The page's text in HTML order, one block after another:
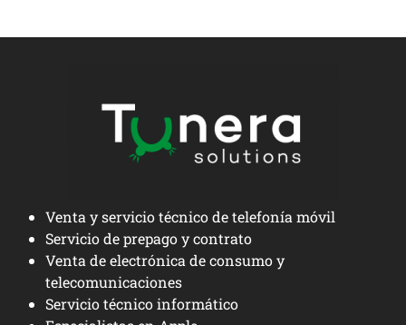
Venta y servicio técnico de telefonía móvil
Servicio de prepago y contrato
Venta de electrónica de consumo y
telecomunicaciones
Servicio técnico informático